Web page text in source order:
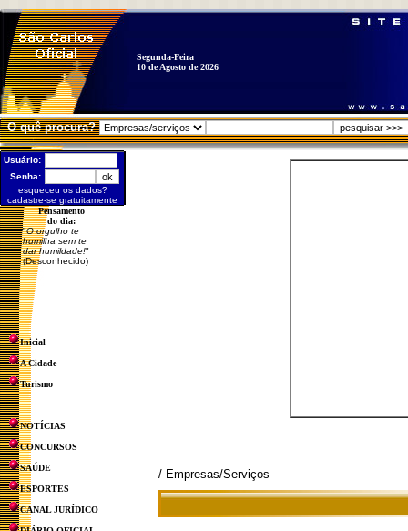
Segunda-Feira
10 de Agosto de 2026
O quê procura?
Usuário:
Senha:
esqueceu os dados?
cadastre-se gratuitamente
Pensamento
do dia:
"O orgulho te
humilha sem te
dar humildade!"
(Desconhecido)
Inicial
A Cidade
Turismo
NOTÍCIAS
CONCURSOS
SAÚDE
ESPORTES
CANAL JURÍDICO
/ Empresas/Serviços